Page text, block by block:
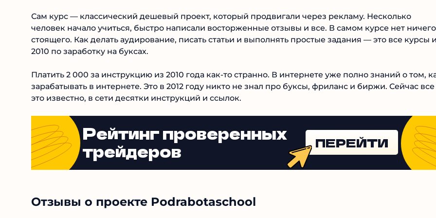
Сам курс — классический дешевый проект, который продвигали через рекламу. Несколько
человек начало учиться, быстро написали восторженные отзывы и все. В самом курсе нет ничего
стоящего. Как делать аудирование, писать статьи и выполнять простые задания — это все курсы
2010 по заработку на буксах.
Платить 2 000 за инструкцию из 2010 года как-то странно. В интернете уже полно знаний о том,
зарабатывать в интернете. Это в 2012 году никто не знал про буксы, фриланс и биржи. Сейчас все
это известно, в сети десятки инструкций и ссылок.
Рейтинг проверенных
трейдеров
ПЕРЕЙТИ
Отзывы о проекте Podrabotaschool